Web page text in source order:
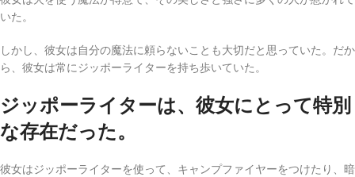
いた。
しかし、彼女は自分の魔法に頼らないことも大切だと思っていた。だか
ら、彼女は常にジッポーライターを持ち歩いていた。
ジッポーライターは、彼女にとって特別
な存在だった。
彼女はジッポーライターを使って、キャンプファイヤーをつけたり、暗